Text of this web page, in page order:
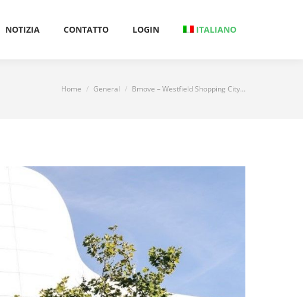
NOTIZIA CONTATTO LOGIN ITALIANO
Tu sei qui:
Home General Bmove – Westfield Shopping City…